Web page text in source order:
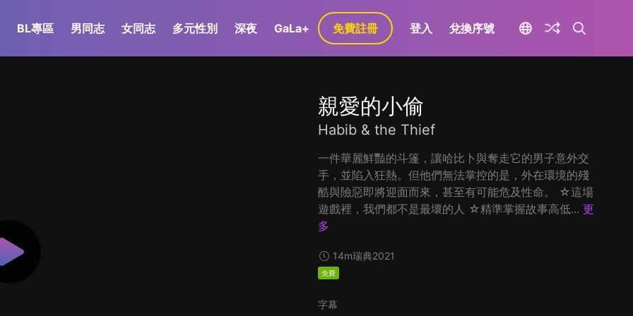
BL專區 男同志 女同志 多元性別 深夜 GaLa+ 免費註冊 登入 兌換序號
親愛的小偷
Habib & the Thief
一件華麗鮮豔的斗篷，讓哈比卜與奪走它的男子意外交
手，並陷入狂熱。但他們無法掌控的是，外在環境的殘
酷與險惡即將迎面而來，甚至有可能危及性命。 ☆這場
遊戲裡，我們都不是最壞的人 ☆精準掌握故事高低... 更
多
14m瑞典2021
免費
字幕